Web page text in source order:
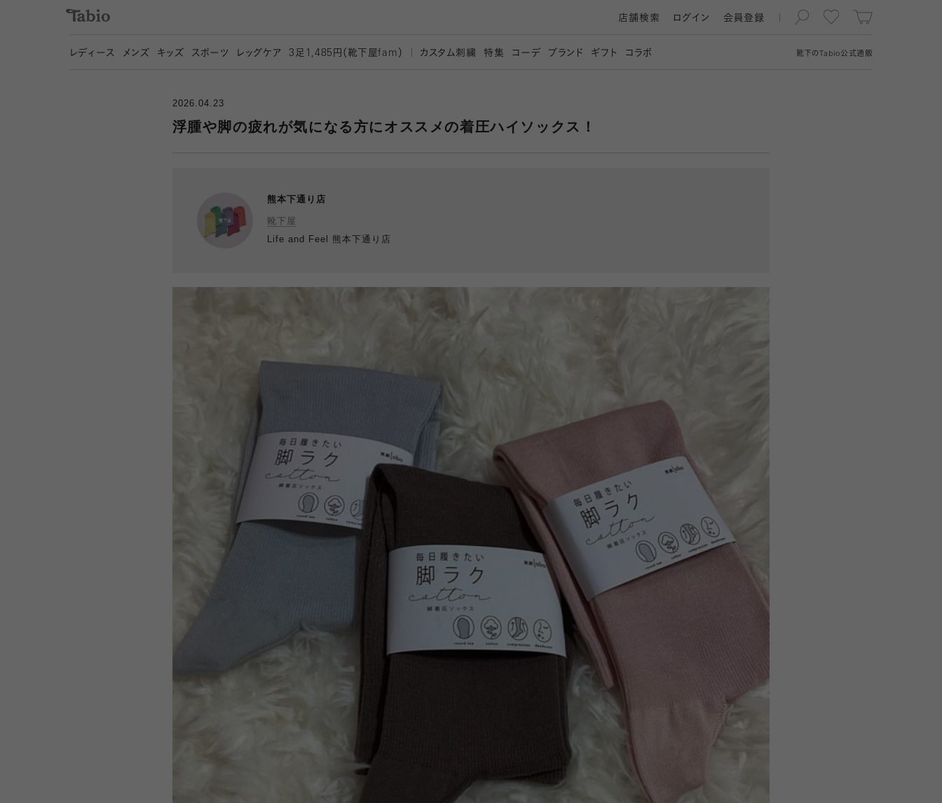
靴下の Tabio公式通販
店舗検索 ログイン 会員登録
レディース メンズ キッズ スポーツ レッグケア 3 足1,485円（靴下屋fam） カスタム刺繍 特集 コーデ ブランド ギフト コラボ
2026.04.23
浮腫や脚の疲れが気になる方にオススメの着圧ハイソックス！
熊本下通り店
靴下屋
Life and Feel 熊本下通り店